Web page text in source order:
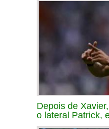
Depois de
o lateral Patrick,